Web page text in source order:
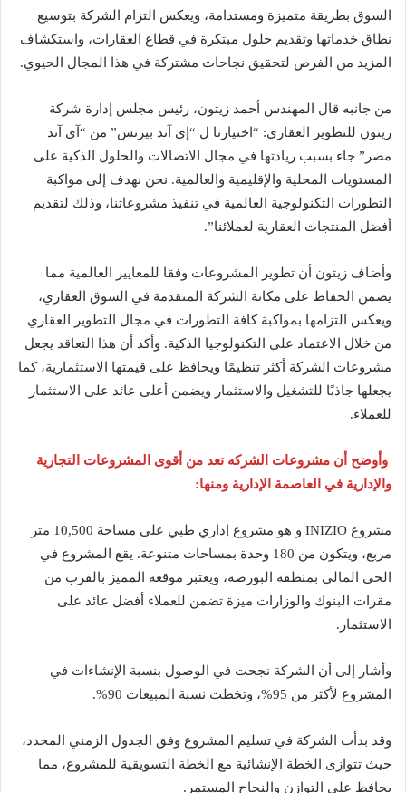
السوق بطريقة متميزة ومستدامة، ويعكس التزام الشركة بتوسيع
نطاق خدماتها وتقديم حلول مبتكرة في قطاع العقارات، واستكشاف
المزيد من الفرص لتحقيق نجاحات مشتركة في هذا المجال الحيوي.
من جانبه قال المهندس أحمد زيتون، رئيس مجلس إدارة شركة
زيتون للتطوير العقاري: “اختيارنا ل “إي آند بيزنس” من “آي آند
مصر” جاء بسبب ريادتها في مجال الاتصالات والحلول الذكية على
المستويات المحلية والإقليمية والعالمية. نحن نهدف إلى مواكبة
التطورات التكنولوجية العالمية في تنفيذ مشروعاتنا، وذلك لتقديم
أفضل المنتجات العقارية لعملائنا”.
وأضاف زيتون أن تطوير المشروعات وفقا للمعايير العالمية مما
يضمن الحفاظ على مكانة الشركة المتقدمة في السوق العقاري،
ويعكس التزامها بمواكبة كافة التطورات في مجال التطوير العقاري
من خلال الاعتماد على التكنولوجيا الذكية. وأكد أن هذا التعاقد يجعل
مشروعات الشركة أكثر تنظيمًا ويحافظ على قيمتها الاستثمارية، كما
يجعلها جاذبًا للتشغيل والاستثمار ويضمن أعلى عائد على الاستثمار
للعملاء.
وأوضح أن مشروعات الشركه تعد من أقوى المشروعات التجارية
والإدارية في العاصمة الإدارية ومنها:
مشروع INIZIO و هو مشروع إداري طبي على مساحة 10,500 متر
مربع، ويتكون من 180 وحدة بمساحات متنوعة. يقع المشروع في
الحي المالي بمنطقة البورصة، ويعتبر موقعه المميز بالقرب من
مقرات البنوك والوزارات ميزة تضمن للعملاء أفضل عائد على
الاستثمار.
وأشار إلى أن الشركة نجحت في الوصول بنسبة الإنشاءات في
المشروع لأكثر من 95%، وتخطت نسبة المبيعات 90%.
وقد بدأت الشركة في تسليم المشروع وفق الجدول الزمني المحدد،
حيث تتوازى الخطة الإنشائية مع الخطة التسويقية للمشروع، مما
يحافظ على التوازن والنجاح المستمر.